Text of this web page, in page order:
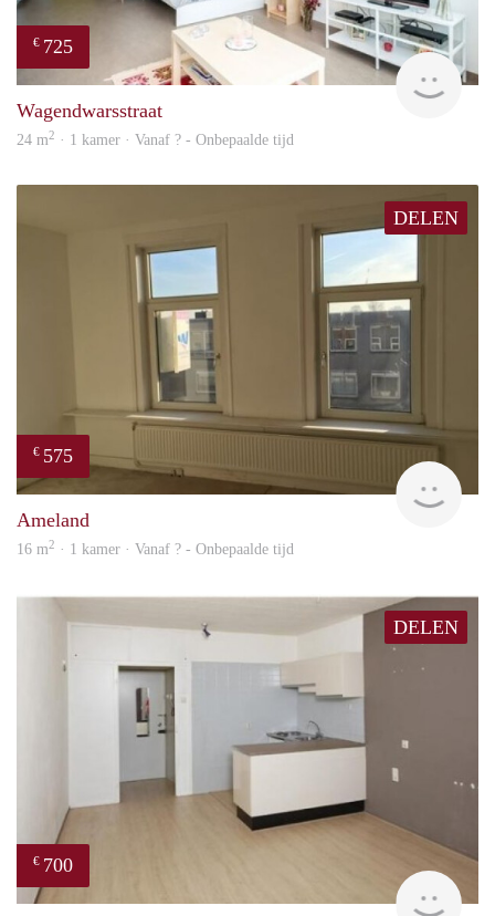
€ 725
Wagendwarsstraat
24 m2 · 1 kamer · Vanaf ? - Onbepaalde tijd
DELEN
€ 575
Ameland
16 m2 · 1 kamer · Vanaf ? - Onbepaalde tijd
DELEN
€ 700